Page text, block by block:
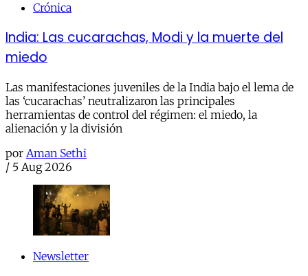
Crónica
India: Las cucarachas, Modi y la muerte del
miedo
Las manifestaciones juveniles de la India bajo el lema de
las ‘cucarachas’ neutralizaron las principales
herramientas de control del régimen: el miedo, la
alienación y la división
por Aman Sethi
/ 5 Aug 2026
Newsletter